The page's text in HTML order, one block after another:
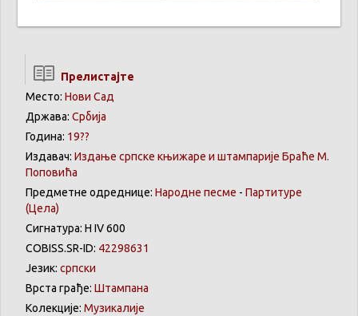
Прелистајте
Место: Нови Сад
Држава: Србија
Година: 19??
Издавач: Издање српске књижаре и штампарије Браће М.
Поповића
Предметне одреднице: Народне песме - Партитуре
(Цела)
Сигнатура: Н IV 600
COBISS.SR-ID: 42298631
Језик: српски
Врста грађе: Штампана
Колекције: Музикалије